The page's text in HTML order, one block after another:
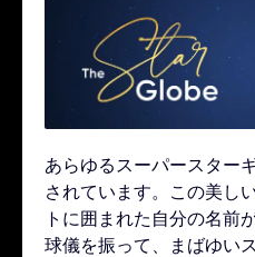
あらゆるスーパースター
されています。この美し
トに囲まれた自分の名前
球儀を振って、まばゆい